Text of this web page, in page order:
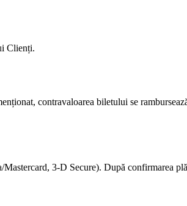
Clienți.
contravaloarea biletului se
3-D Secure). După confirmarea